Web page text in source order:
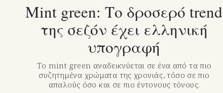
Mint green: Το δροσερό trend
της σεζόν έχει ελληνική
υπογραφή
Το mint green αναδεικνύεται σε ένα από τα πιο
συζητημένα χρώματα της χρονιάς, τόσο σε πιο
απαλούς όσο και σε πιο έντονους τόνους.